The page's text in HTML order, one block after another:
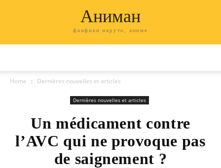
Аниман
фанфики наруто, аниме
Home Dernières nouvelles et articles
Dernières nouvelles et articles
Un médicament contre
l’AVC qui ne provoque pas
de saignement ?